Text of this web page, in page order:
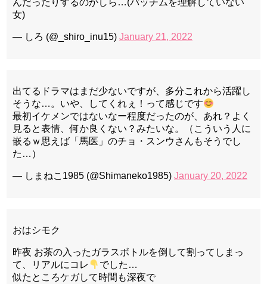
んだったりするのかしら…(パッチムを理解していない
女)
— しろ (@_shiro_inu15) January 21, 2022
出てるドラマはまだ少ないですが、多分これから活躍し
そうな…。いや、してくれぇ！って感じです
最初イケメンではないなー程度だったのが、あれ？よく
見ると表情、何か良くない？みたいな。（こういう人に
嵌るｗ思えば「馬医」のチョ・スンウさんもそうでし
た…）
— しまねこ1985 (@Shimaneko1985) January 20, 2022
おはシモク
昨夜 お茶の入ったガラスボトルを倒して割ってしまっ
て、リアルにコレ
でした…
似たところケガして時間も深夜で